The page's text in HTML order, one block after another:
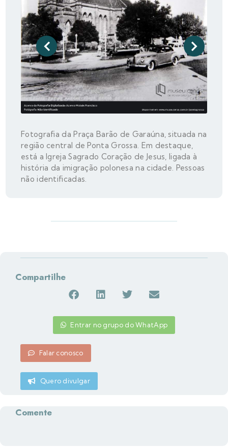
Fotografia da Praça Barão de Garaúna, situada na
região central de Ponta Grossa. Em destaque,
está a Igreja Sagrado Coração de Jesus, ligada à
história da imigração polonesa na cidade. Pessoas
não identificadas.
Compartilhe
Entrar no grupo do WhatApp
Falar conosco
Quero divulgar
Comente